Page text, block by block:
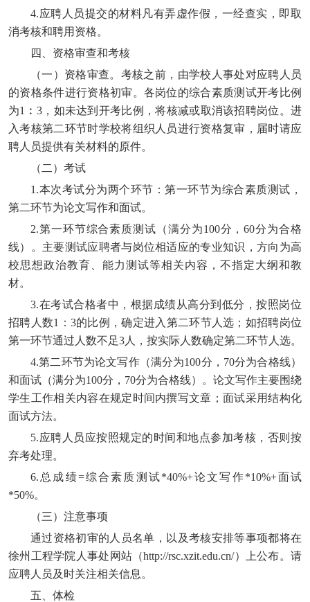
4.应聘人员提交的材料凡有弄虚作假，一经查实，即取
消考核和聘用资格。
四、资格审查和考核
（一）资格审查。考核之前，由学校人事处对应聘人员
的资格条件进行资格初审。各岗位的综合素质测试开考比例
为1︰3，如未达到开考比例，将核减或取消该招聘岗位。进
入考核第二环节时学校将组织人员进行资格复审，届时请应
聘人员提供有关材料的原件。
（二）考试
1.本次考试分为两个环节：第一环节为综合素质测试，
第二环节为论文写作和面试。
2.第一环节综合素质测试（满分为100分，60分为合格
线）。主要测试应聘者与岗位相适应的专业知识，方向为高
校思想政治教育、能力测试等相关内容，不指定大纲和教
材。
3.在考试合格者中，根据成绩从高分到低分，按照岗位
招聘人数1：3的比例，确定进入第二环节人选；如招聘岗位
第一环节通过人数不足3人，按实际人数确定第二环节人选。
4.第二环节为论文写作（满分为100分，70分为合格线）
和面试（满分为100分，70分为合格线）。论文写作主要围绕
学生工作相关内容在规定时间内撰写文章；面试采用结构化
面试方法。
5.应聘人员应按照规定的时间和地点参加考核，否则按
弃考处理。
6.总成绩=综合素质测试*40%+论文写作*10%+面试
*50%。
（三）注意事项
通过资格初审的人员名单，以及考核安排等事项都将在
徐州工程学院人事处网站（http://rsc.xzit.edu.cn/）上公布。请
应聘人员及时关注相关信息。
五、体检